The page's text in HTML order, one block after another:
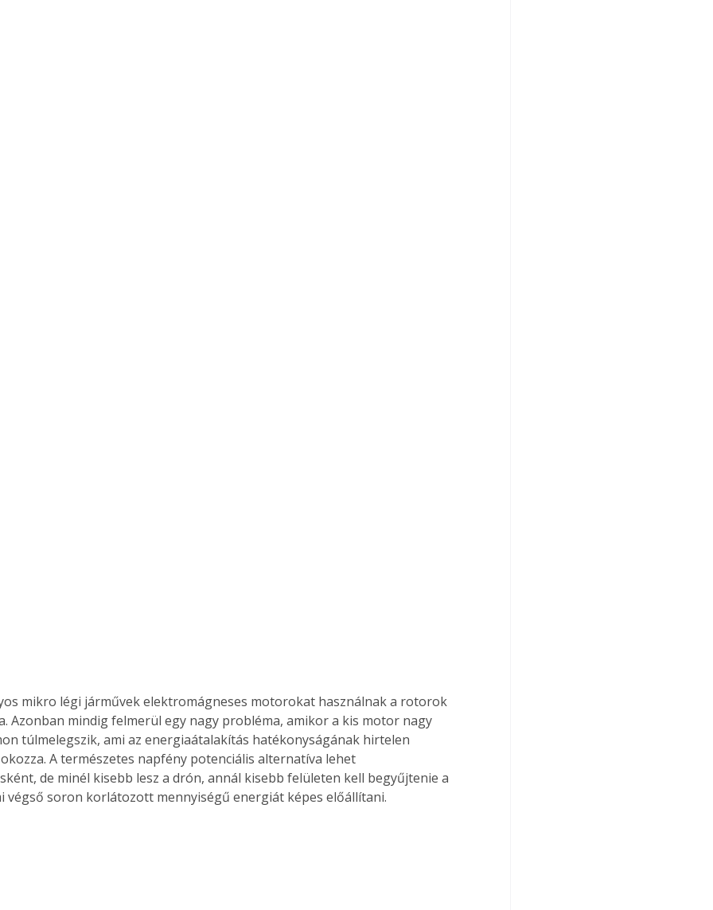
Old
új,
párosítással kedvezményes
áron, 0 Ft postaköltséggel
megrendelhetők!
mikro légi járművek elektromágneses motorokat használnak a rotorok
Azonban mindig felmerül egy nagy probléma, amikor a kis motor nagy
túlmelegszik, ami az energiaátalakítás hatékonyságának hirtelen
A természetes napfény potenciális alternatíva lehet
de minél kisebb lesz a drón, annál kisebb felületen kell begyűjtenie a
végső soron korlátozott mennyiségű energiát képes előállítani.